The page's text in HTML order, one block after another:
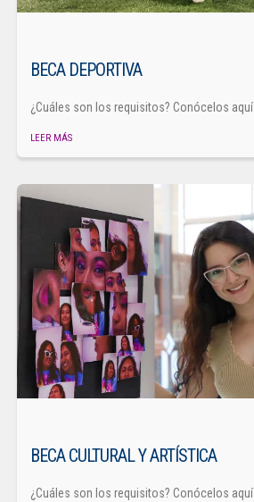
BECA DEPORTIVA
¿Cuáles son los requisitos? Conócelos aquí
LEER MÁS
BECA CULTURAL Y ARTÍSTICA
¿Cuáles son los requisitos? Conócelos aquí